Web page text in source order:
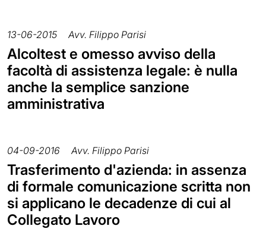
13-06-2015 Avv. Filippo Parisi
Alcoltest e omesso avviso della
facoltà di assistenza legale: è nulla
anche la semplice sanzione
amministrativa
04-09-2016 Avv. Filippo Parisi
Trasferimento d'azienda: in assenza
di formale comunicazione scritta non
si applicano le decadenze di cui al
Collegato Lavoro